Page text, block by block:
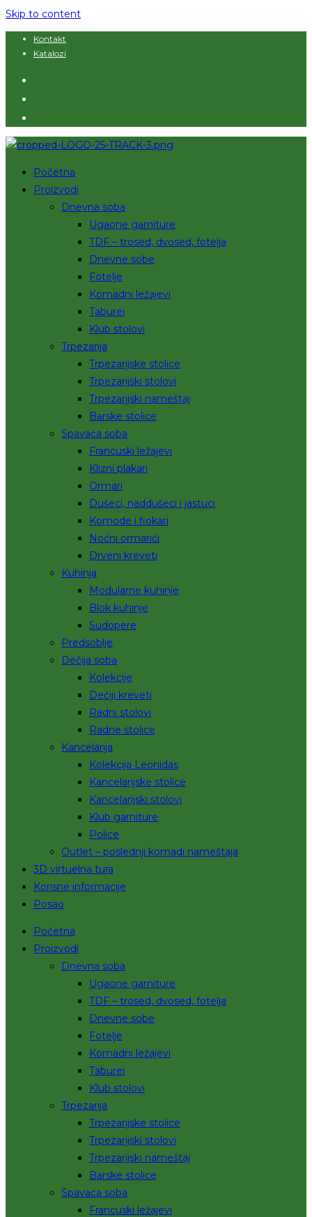
Skip to content
Kontakt
Katalozi
Početna
Proizvodi
Dnevna soba
Ugaone garniture
TDF – trosed, dvosed, fotelja
Dnevne sobe
Fotelje
Komadni ležajevi
Taburei
Klub stolovi
Trpezarija
Trpezarijske stolice
Trpezarijski stolovi
Trpezarijski nameštaj
Barske stolice
Spavaća soba
Francuski ležajevi
Klizni plakari
Ormari
Dušeci, naddušeci i jastuci
Komode i fiokari
Noćni ormarići
Drveni kreveti
Kuhinja
Modularne kuhinje
Blok kuhinje
Sudopere
Predsoblje
Dečija soba
Kolekcije
Dečiji kreveti
Radni stolovi
Radne stolice
Kancelarija
Kolekcija Leonidas
Kancelarijske stolice
Kancelarijski stolovi
Klub garniture
Police
Outlet – poslednji komadi nameštaja
3D virtuelna tura
Korisne informacije
Posao
Početna
Proizvodi
Dnevna soba
Ugaone garniture
TDF – trosed, dvosed, fotelja
Dnevne sobe
Fotelje
Komadni ležajevi
Taburei
Klub stolovi
Trpezarija
Trpezarijske stolice
Trpezarijski stolovi
Trpezarijski nameštaj
Barske stolice
Spavaća soba
Francuski ležajevi